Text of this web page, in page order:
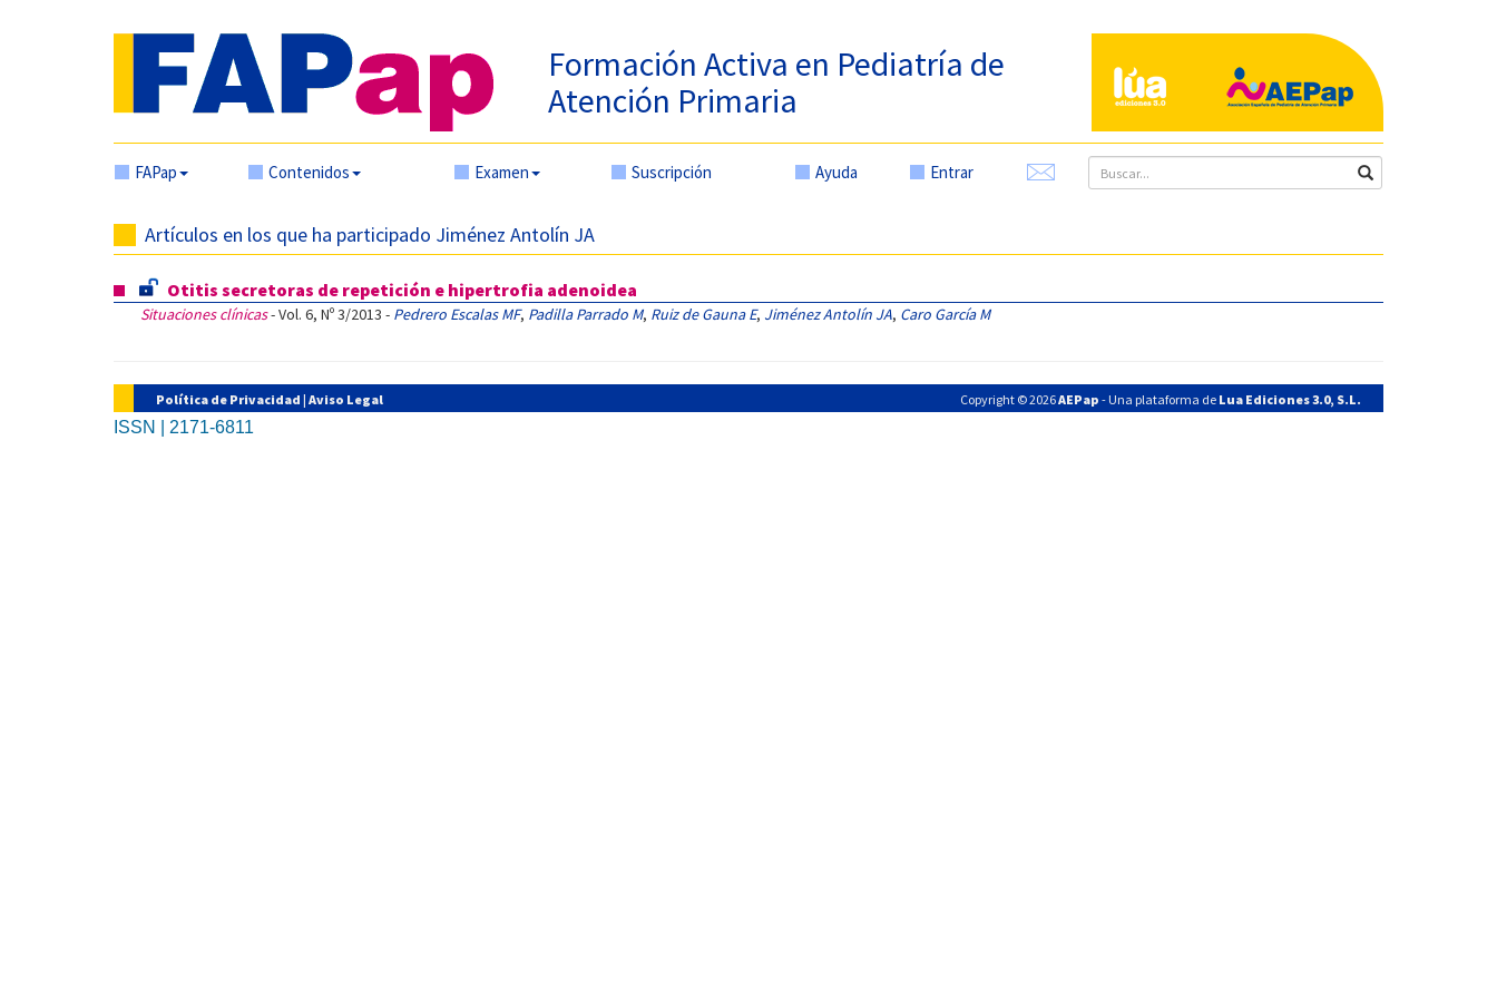
Formación Activa en Pediatría de
Atención Primaria
FAPap Contenidos Examen Suscripción Ayuda Entrar
Artículos en los que ha participado Jiménez Antolín JA
Otitis secretoras de repetición e hipertrofia adenoidea
Situaciones clínicas- Vol. 6, Nº 3/2013 - Pedrero Escalas MF, Padilla Parrado M, Ruiz de Gauna E, Jiménez Antolín JA, Caro García M
Política de Privacidad | Aviso Legal Copyright © 2026AEPap - Una plataforma de Lua Ediciones 3.0, S.L.
ISSN | 2171-6811